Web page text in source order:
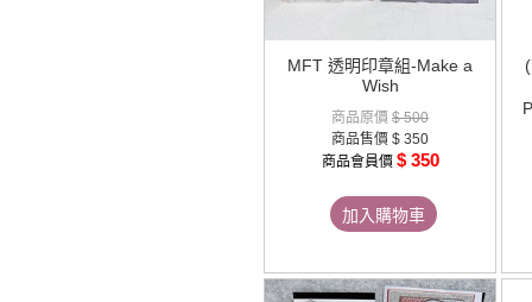
MFT 透明印章組-Make a
Wish
商品原價 $ 500
商品售價 $ 350
商品會員價 $ 350
加入購物車